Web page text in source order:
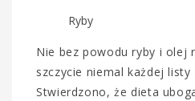
Ryby
Nie bez powodu ryby i olej
szczycie niemal każdej
Stwierdzono, że dieta